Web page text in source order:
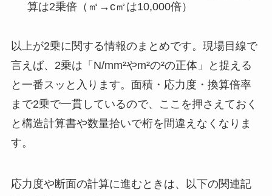
算は2乗倍（㎡→c㎡は10,000倍）
以上が2乗に関する情報のまとめです。現場目線で
言えば、2乗は「N/mm²やm²の²の正体」と捉える
と一番スッと入ります。面積・応力度・換算倍率
まで2乗で一貫しているので、ここを押さえておく
と構造計算書や数量拾いで桁を間違えなくなりま
す。
応力度や断面の計算に進むときは、以下の関連記